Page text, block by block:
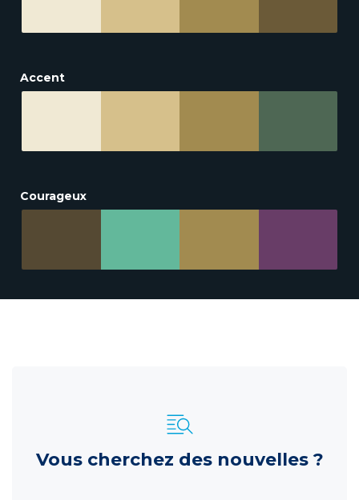
Accent
Courageux
Vous cherchez des nouvelles ?